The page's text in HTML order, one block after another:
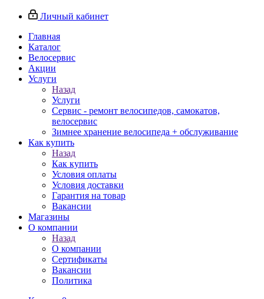
Личный кабинет
Главная
Каталог
Велосервис
Акции
Услуги
Назад
Услуги
Сервис - ремонт велосипедов, самокатов,
велосервис
Зимнее хранение велосипеда + обслуживание
Как купить
Назад
Как купить
Условия оплаты
Условия доставки
Гарантия на товар
Вакансии
Магазины
О компании
Назад
О компании
Сертификаты
Вакансии
Политика